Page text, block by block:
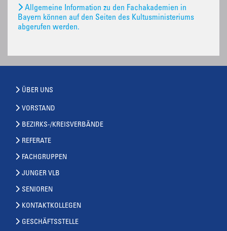
Allgemeine Information zu den Fachakademien in
Bayern können auf den Seiten des Kultusministeriums
abgerufen werden.
ÜBER UNS
VORSTAND
BEZIRKS-/KREISVERBÄNDE
REFERATE
FACHGRUPPEN
JUNGER VLB
SENIOREN
KONTAKTKOLLEGEN
GESCHÄFTSSTELLE